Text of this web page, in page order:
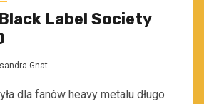
Label Society
Gnat
dla fanów heavy metalu długo